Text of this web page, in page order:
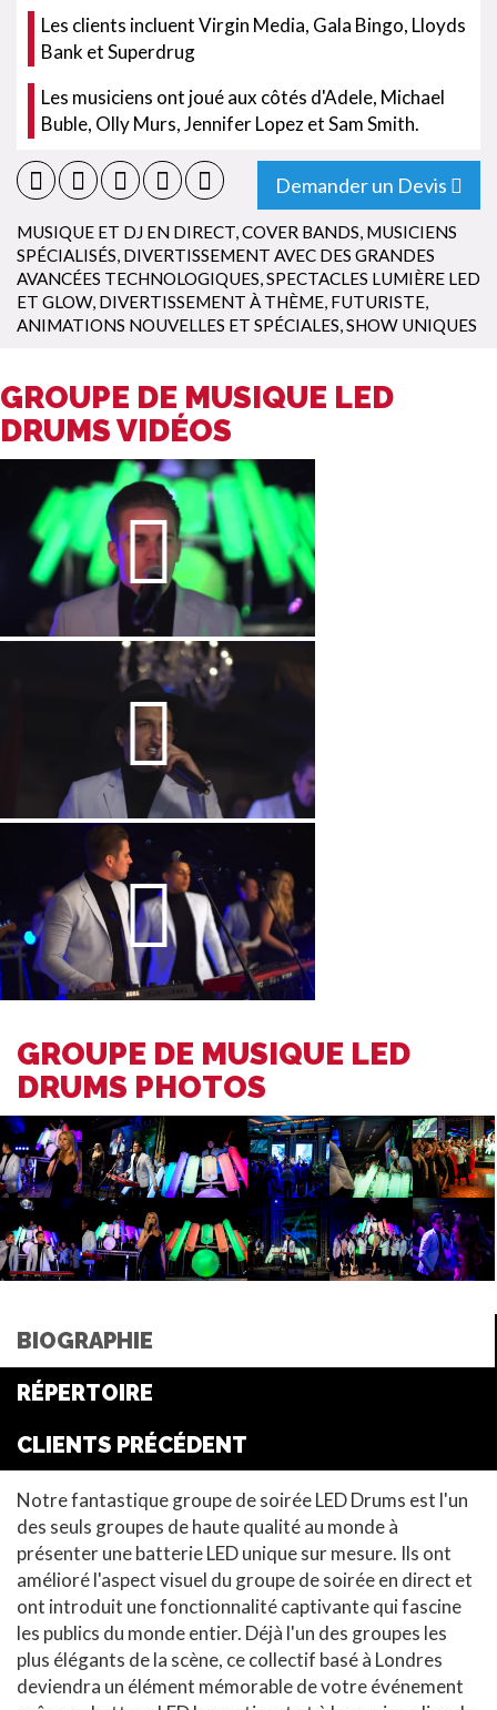
Les clients incluent Virgin Media, Gala Bingo, Lloyds
Bank et Superdrug
Les musiciens ont joué aux côtés d'Adele, Michael
Buble, Olly Murs, Jennifer Lopez et Sam Smith.
Demander un Devis
MUSIQUE ET DJ EN DIRECT,COVER BANDS, MUSICIENS
SPÉCIALISÉS, DIVERTISSEMENT AVEC DES GRANDES
AVANCÉES TECHNOLOGIQUES,SPECTACLES LUMIÈRE LED
ET GLOW, DIVERTISSEMENT À THÈME, FUTURISTE,
ANIMATIONS NOUVELLES ET SPÉCIALES,SHOW UNIQUES
GROUPE DE MUSIQUE LED
DRUMS VIDÉOS
GROUPE DE MUSIQUE LED
DRUMS PHOTOS
BIOGRAPHIE
RÉPERTOIRE
CLIENTS PRÉCÉDENT
Notre fantastique groupe de soirée LED Drums est l'un
des seuls groupes de haute qualité au monde à
présenter une batterie LED unique sur mesure. Ils ont
amélioré l'aspect visuel du groupe de soirée en direct et
ont introduit une fonctionnalité captivante qui fascine
les publics du monde entier. Déjà l'un des groupes les
plus élégants de la scène, ce collectif basé à Londres
deviendra un élément mémorable de votre événement